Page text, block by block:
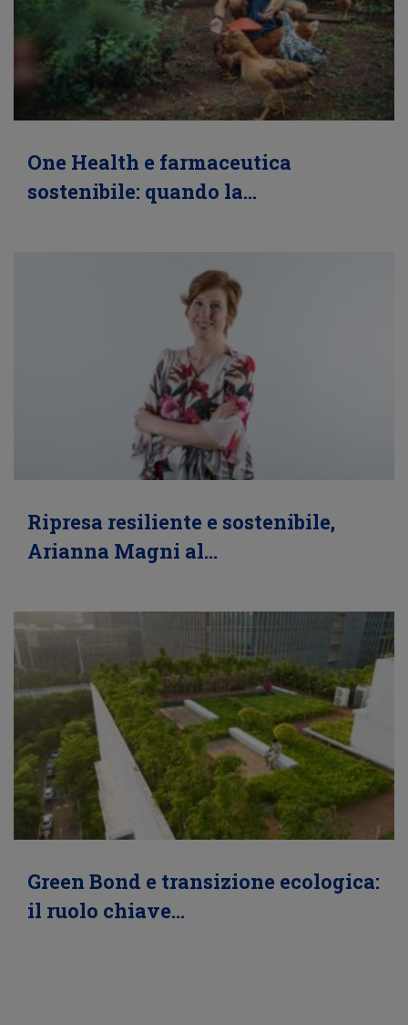
One Health e farmaceutica
sostenibile: quando la…
Ripresa resiliente e sostenibile,
Arianna Magni al…
Green Bond e transizione ecologica:
il ruolo chiave…